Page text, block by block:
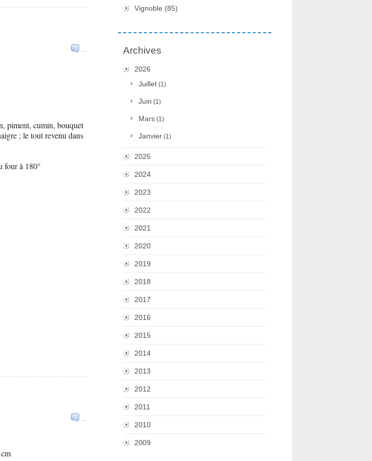
…
piment, cumin, bouquet
; le tout revenu dans
four à 180°
…
Vignoble (85)
Archives
2026
Juillet (1)
Juin (1)
Mars (1)
Janvier (1)
2025
2024
2023
2022
2021
2020
2019
2018
2017
2016
2015
2014
2013
2012
2011
2010
2009